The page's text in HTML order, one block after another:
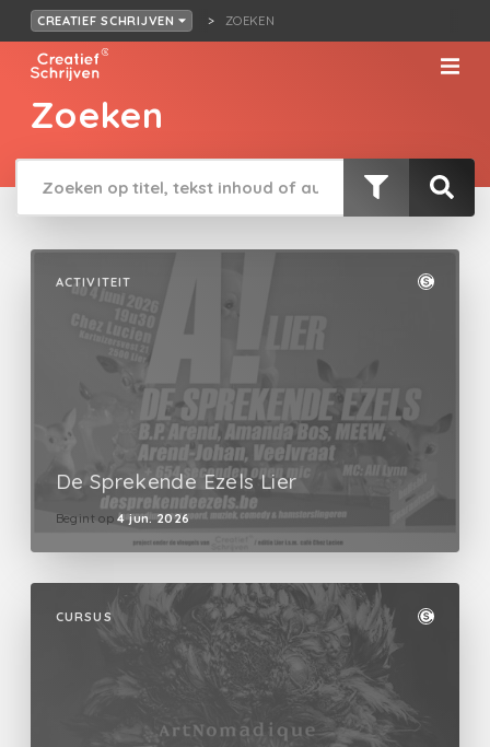
CREATIEF SCHRIJVEN ZOEKEN
Zoeken
ACTIVITEIT
De Sprekende Ezels Lier
Begint op 4 jun. 2026
CURSUS